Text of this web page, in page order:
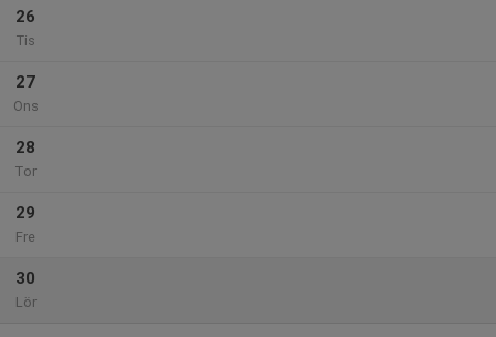
26
Tis
27
Ons
28
Tor
29
Fre
30
Lör